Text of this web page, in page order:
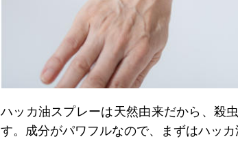
ハッカ油スプレーは天然由来だから、殺
す。成分がパワフルなので、まずはハッ